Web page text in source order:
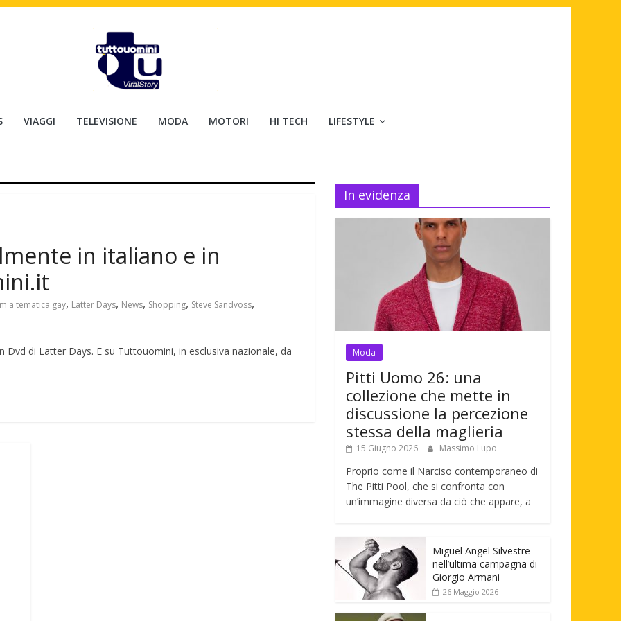
VIAGGI TELEVISIONE MODA MOTORI HI TECH LIFESTYLE
in italiano e in
a tematica gay, Latter Days, News, Shopping, Steve Sandvoss,
di Latter Days. E su Tuttouomini, in esclusiva nazionale, da
In evidenza
Moda
Pitti Uomo 26: una
collezione che mette in
discussione la percezione
stessa della maglieria
15 Giugno 2026 Massimo Lupo
Proprio come il Narciso contemporaneo di
The Pitti Pool, che si confronta con
un’immagine diversa da ciò che appare, a
Miguel Angel Silvestre
nell’ultima campagna di
Giorgio Armani
26 Maggio 2026